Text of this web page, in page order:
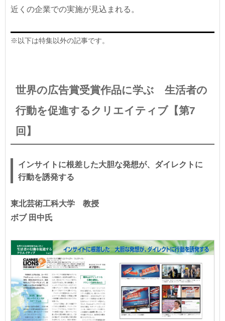
近くの企業での実施が見込まれる。
※以下は特集以外の記事です。
世界の広告賞受賞作品に学ぶ 生活者の
行動を促進するクリエイティブ【第7
回】
インサイトに根差した大胆な発想が、ダイレクトに
行動を誘発する
東北芸術工科大学 教授
ボブ 田中氏